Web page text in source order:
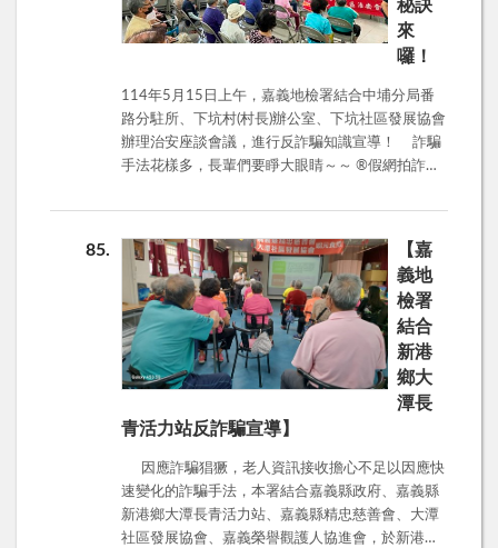
新環境，在資訊接收上可能較為弱勢，容易成為詐
騙集團鎖定的目標。透過與移民署的合作，我們希
望能更精準地傳遞反詐騙資訊，提升新住民的法律
活。 此外，上週適逢溫馨的母親節到來，本次活
動中嘉義地檢署也特別向現場的新住民母親們獻上
祝福，感謝她們在異鄉辛勤持家、教養子女的辛勞
與奉獻，讓活動更添一份溫情與關懷。
秘訣
來
囉！
114年5月15日上午，嘉義地檢署結合中埔分局番
路分駐所、下坑村(村長)辦公室、下坑社區發展協會
辦理治安座談會議，進行反詐騙知識宣導！ 詐騙
手法花樣多，長輩們要睜大眼睛～～ ®假網拍詐
分期付款詐騙：千騙萬騙不離ATM！接到要求解除
分期的電話？先冷靜，ATM沒這種功能！ ®假投資
詐騙：高報酬？保證獲利、穩賺不賠？那麼好康自
己賺哪輪得到你！ ®釣魚簡訊詐騙：點擊不明連
結？小心個人資料被偷、信用卡被盜刷！ ®假檢警
詐騙：檢警不會保管你財產！偵查中不要讓人知
道？偵查不公開是約束檢警不是您！ ®猜猜我是
誰：假冒熟人騙感情，別讓甜言蜜語騙了您！ 防
詐五招，牢記在心 1️.不聽：可疑電話不要聽，果斷
掛斷最安心！ 2️.不看：不明簡訊、網址不要點，提
戶不外給！ 4️.查證：有疑問？打165反詐騙專線確
認！ 5️.告訴親朋好友：詐騙資訊分享給親友，保護
大家！詐騙集團很狡猾，但我們更聰明！一起守護
荷包，平安過好每一天！
85
【嘉
義地
檢署
結合
新港
鄉大
潭長
青活力站反詐騙宣導】
因應詐騙猖獗，老人資訊接收擔心不足以因應快
速變化的詐騙手法，本署結合嘉義縣政府、嘉義縣
新港鄉大潭長青活力站、嘉義縣精忠慈善會、大潭
社區發展協會、嘉義榮譽觀護人協進會，於新港鄉